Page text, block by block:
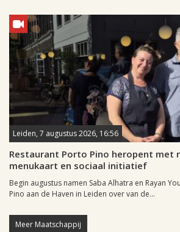
Leiden, 7 augustus 2026, 16:56
Restaurant Porto Pino heropent met
menukaart en sociaal initiatief
Begin augustus namen Saba Alhatra en Rayan
Pino aan de Haven in Leiden over van de...
Meer Maatschappij